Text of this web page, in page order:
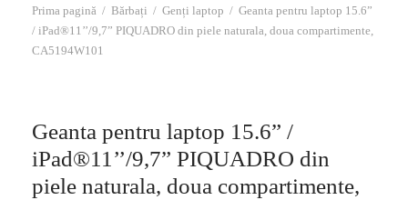
Prima pagină / Bărbați / Genți laptop / Geanta pentru laptop 15.6”
/ iPad®11’’/9,7” PIQUADRO din piele naturala, doua compartimente,
CA5194W101
Geanta pentru laptop 15.6” /
iPad®11’’/9,7” PIQUADRO din
piele naturala, doua compartimente,